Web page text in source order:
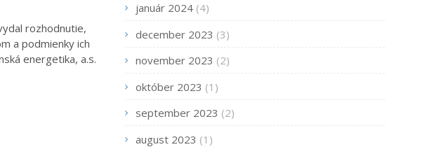
rozhodnutie,
a podmienky ich
energetika, a.s.
január 2024 (4)
december 2023 (3)
november 2023 (2)
október 2023 (1)
september 2023 (2)
august 2023 (1)